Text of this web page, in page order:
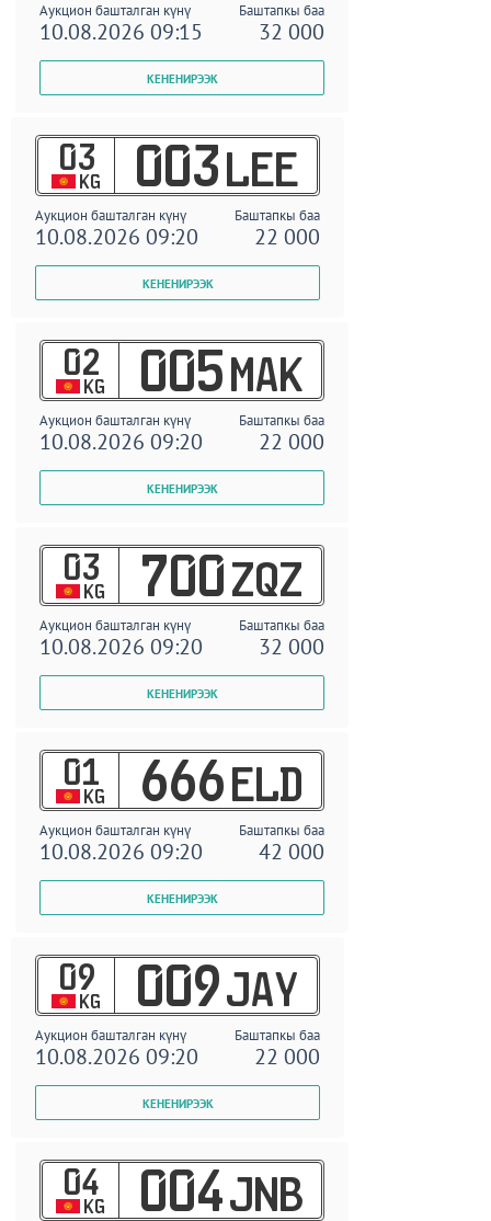
Аукцион башталган күнү Баштапкы баа
10.08.2026 09:15 32 000
03
KG 003 LEE
Аукцион башталган күнү Баштапкы баа
10.08.2026 09:20 22 000
02
KG 005 MAK
Аукцион башталган күнү Баштапкы баа
10.08.2026 09:20 22 000
03
KG 700 ZQZ
Аукцион башталган күнү Баштапкы баа
10.08.2026 09:20 32 000
01
KG 666 ELD
Аукцион башталган күнү Баштапкы баа
10.08.2026 09:20 42 000
09
KG 009 JAY
Аукцион башталган күнү Баштапкы баа
10.08.2026 09:20 22 000
04
KG 004 JNB